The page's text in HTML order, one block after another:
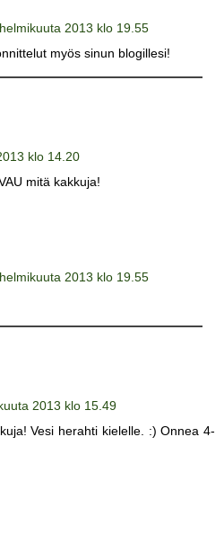
2013 klo 19.55
myös sinun blogillesi!
klo 14.20
mitä kakkuja!
2013 klo 19.55
2013 klo 15.49
Vesi herahti kielelle. :) Onnea 4-